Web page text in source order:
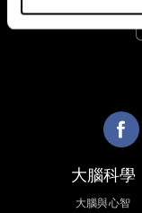
大腦科學
大腦與心智